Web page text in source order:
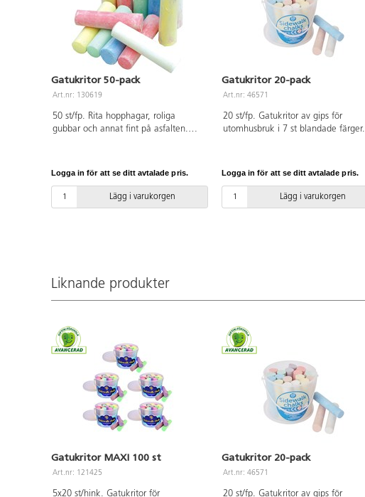
Gatukritor 50-pack
Art.nr: 130619
50 st/fp. Rita hopphagar, roliga
gubbar och annat fint på asfalten.
PVC-fri. Från 3 år.
Logga in för att se ditt avtalade pris.
Lägg i varukorgen
Gatukritor 20-pack
Art.nr: 46571
20 st/fp. Gatukritor av gips för
utomhusbruk i 7 st blandade färger.
Logga in för att se ditt avtalade pris.
Lägg i varukorgen
Liknande produkter
Gatukritor MAXI 100 st
Art.nr: 121425
5x20 st/hink. Gatukritor för
Gatukritor 20-pack
Art.nr: 46571
20 st/fp. Gatukritor av gips för